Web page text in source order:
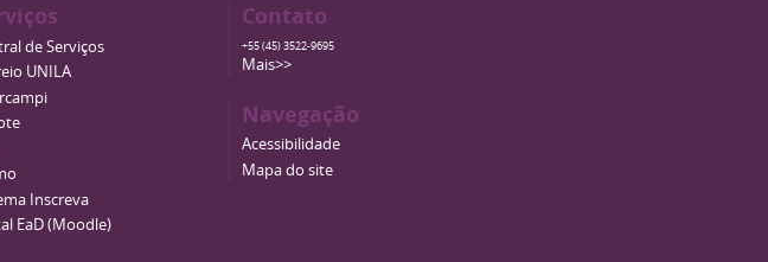
de Serviços
UNILA
Inscreva
EaD (Moodle)
Contato
+55 (45) 3522-9695
Mais>>
Navegação
Acessibilidade
Mapa do site